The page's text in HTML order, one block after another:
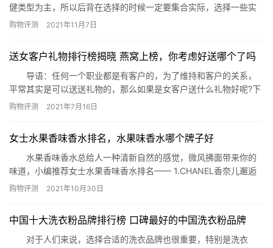
健类型为主，所以后背在选择的时候一定要集合实际，选择一些实
用的好产品。那么今天就由小编来告诉大家高龄老人送什么礼物
后辈，小编认为可以选择足浴盆作为礼物，能够在泡脚的同时按摩
脚底，还可…
购物评测 2021年11月7日
送女客户礼物排行榜揭晓 燕窝上榜，你考虑好送哪个了吗
导语：任何一个职业都是有客户的，为了维持和客户的关系，
平常其实是可以送送礼物的，那么如果是女客户送什么礼物好呢?下
面网就送女客户礼物排行榜揭晓给您参考! 一、胸针 在送女客户
能让她散发出不一样的气质。 二、香水 香水作为如今女性无
购物评测 2021年7月16日
女士水果香味香水排名，水果味香水哪个牌子好
水果香味香水总给人一种清新自然的感觉，微风拂面带来你的
味道，小编推荐女士水果香味香水排名—— 1.CHANEL香奈儿邂逅
柔情淡香水 参考价格：￥750 淡淡的花果香气，清新自然
Miss D…
购物评测 2021年10月30日
中国十大洗衣粉品牌排行榜 口碑最好的中国洗衣粉品牌
对于人们来说，选择合适的洗衣品牌也很重要，特别是洗衣